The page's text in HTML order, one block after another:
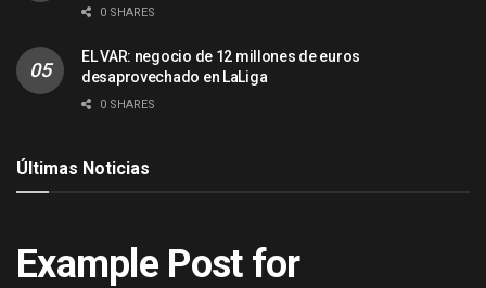
0 SHARES
EL VAR: negocio de 12 millones de euros
desaprovechado en LaLiga
0 SHARES
Últimas Noticias
ACTUALIDAD
Example Post for